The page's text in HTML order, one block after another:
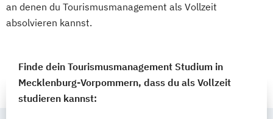
an denen du Tourismusmanagement als Vollzeit
absolvieren kannst.
Finde dein Tourismusmanagement Studium in
Mecklenburg-Vorpommern, dass du als Vollzeit
studieren kannst: